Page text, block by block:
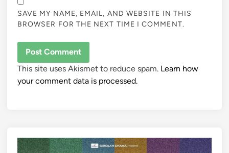
SAVE MY NAME, EMAIL, AND WEBSITE IN THIS
BROWSER FOR THE NEXT TIME I COMMENT.
This site uses Akismet to reduce spam. Learn how
your comment data is processed.